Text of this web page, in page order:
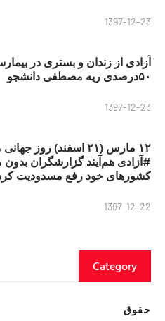
1397-12-23
آزادی از زندان و بستری در
۵۰درصدی ریه مصطفی دانشجو
1397-12-23
۱۲ مارس (۲۱ اسفند)
کشورهای خود رفع مسدودیت
1397-12-22
Category
حقوق